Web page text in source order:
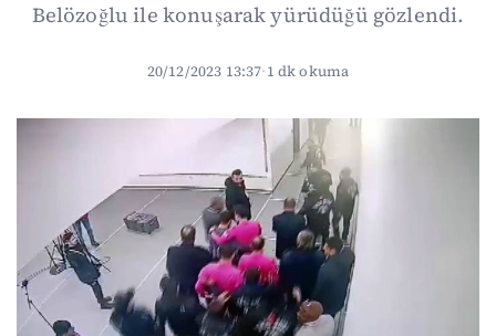
Belözoğlu ile konuşarak yürüdüğü gözlendi.
20/12/2023 13:37·1 dk okuma